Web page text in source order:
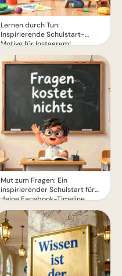
Lernen durch Tun:
Inspirierende Schulstart-
Motive für Instagram!
Mut zum Fragen: Ein
inspirierender Schulstart für
deine Facebook-Timeline